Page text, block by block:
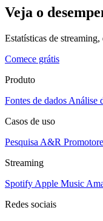
Veja o
Estatísticas de
Comece grátis
Produto
Fontes de dados Análise
Casos de uso
Pesquisa A&R
Streaming
Spotify Apple Music
Redes sociais